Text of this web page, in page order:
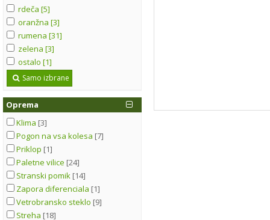
rdeča [5]
oranžna [3]
rumena [31]
zelena [3]
ostalo [1]
Samo izbrane
Oprema
Klima [3]
Pogon na vsa kolesa [7]
Priklop [1]
Paletne vilice [24]
Stranski pomik [14]
Zapora diferenciala [1]
Vetrobransko steklo [9]
Streha [18]